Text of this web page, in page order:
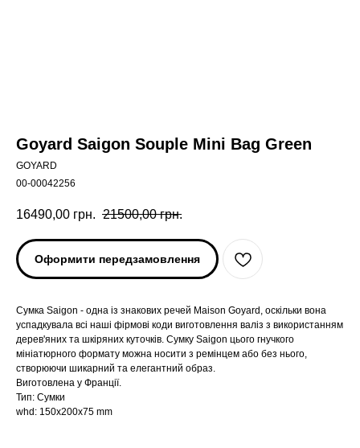
Goyard Saigon Souple Mini Bag Green
GOYARD
00-00042256
16490,00 грн. 21500,00 грн.
Оформити передзамовлення
Сумка Saigon - одна із знакових речей Maison Goyard, оскільки вона
успадкувала всі наші фірмові коди виготовлення валіз з використанням
дерев'яних та шкіряних куточків. Сумку Saigon цього гнучкого
мініатюрного формату можна носити з ремінцем або без нього,
створюючи шикарний та елегантний образ.
Виготовлена у Франції.
Тип: Сумки
whd: 150x200x75 mm